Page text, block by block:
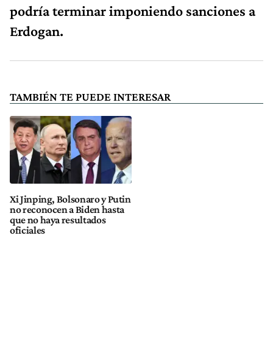
podría terminar imponiendo sanciones a
Erdogan.
TAMBIÉN TE PUEDE INTERESAR
Xi Jinping, Bolsonaro y Putin
no reconocen a Biden hasta
que no haya resultados
oficiales